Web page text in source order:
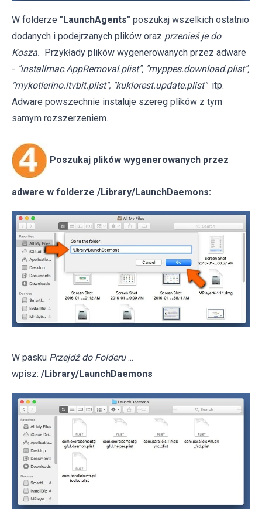
W folderze "LaunchAgents" poszukaj wszelkich ostatnio
dodanych i podejrzanych plików oraz przenieś je do
Kosza. Przykłady plików wygenerowanych przez adware
- "installmac.AppRemoval.plist", "myppes.download.plist",
"mykotlerino.ltvbit.plist", "kuklorest.update.plist" itp.
Adware powszechnie instaluje szereg plików z tym
samym rozszerzeniem.
Poszukaj plików wygenerowanych przez
adware w folderze /Library/LaunchDaemons:
W pasku Przejdź do Folderu ...
wpisz: /Library/LaunchDaemons